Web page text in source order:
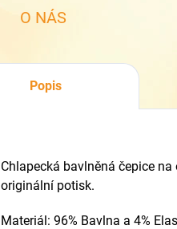
O NÁS
Popis
Chlapecká bavlněná čepice
originální potisk.
Materiál: 96% Bavlna a 4%